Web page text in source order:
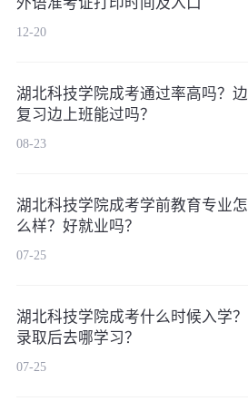
12-20
湖北科技学院成考通过率高吗？边
复习边上班能过吗？
08-23
湖北科技学院成考学前教育专业怎
么样？好就业吗？
07-25
湖北科技学院成考什么时候入学？
录取后去哪学习？
07-25